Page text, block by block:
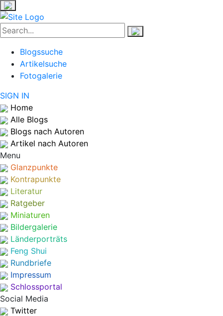
Blogssuche
Artikelsuche
Fotogalerie
SIGN IN
Home
Alle Blogs
Blogs nach Autoren
Artikel nach Autoren
Menu
Glanzpunkte
Kontrapunkte
Literatur
Ratgeber
Miniaturen
Bildergalerie
Länderporträts
Feng Shui
Rundbriefe
Impressum
Schlossportal
Social Media
Twitter